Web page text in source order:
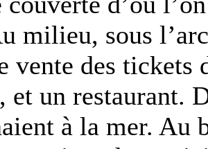
milieu, sous
vente des
et un restaurant.
à la mer. Au